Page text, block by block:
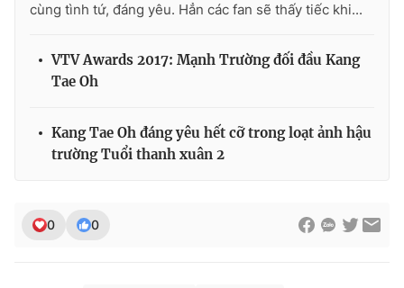
cùng tình tứ, đáng yêu. Hẳn các fan sẽ thấy tiếc khi...
VTV Awards 2017: Mạnh Trường đối đầu Kang
Tae Oh
Kang Tae Oh đáng yêu hết cỡ trong loạt ảnh hậu
trường Tuổi thanh xuân 2
0 0